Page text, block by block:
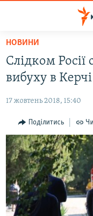
Перейти
основного
матеріалу
Перейти
до
навігації
Перейти
до
пошуку
ВОДА.КРИМ
ВІДЕО ТА ФОТО
ПОЛІТИКА
БЛОГИ
ПОГЛЯД
ІНТЕРВ'Ю
ВСЕ ЗА ДЕНЬ
СПЕЦПРОЕКТИ
ДЕПОРТАЦІЯ
ЯК ОБІЙТИ
НОВИНИ
Слідком Росії
вибуху в Керчі
17 жовтень 2018, 15:40
Поділитись